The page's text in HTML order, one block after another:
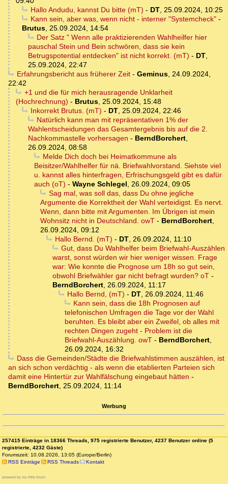
Hallo Andudu, kannst Du bitte (mT) - DT, 25.09.2024, 10:25
Kann sein, aber was, wenn nicht - interner "Systemcheck"-
Brutus, 25.09.2024, 14:54
Der Satz " Wenn alle praktizierenden Wahlheilfer hier
pauschal Stein und Bein schwören, dass sie kein
Betrugspotential entdecken" ist nicht korrekt. (mT) - DT,
25.09.2024, 22:47
Erfahrungsbericht aus früherer Zeit- Geminus, 24.09.2024,
22:42
+1 und die für mich herausragende Unklarheit
(Hochrechnung) - Brutus, 25.09.2024, 15:48
Inkorrekt Brutus. (mT) - DT, 25.09.2024, 22:46
Natürlich kann man mit repräsentativen 1% der
Wahlentscheidungen das Gesamtergebnis bis auf die 2.
Nachkommastelle vorhersagen - BerndBorchert,
26.09.2024, 08:58
Melde Dich doch bei Heimatkommune als
Beisitzer/Wahlhelfer für nä. Briefwahlvorstand. Siehste viel
u. kannst alles hinterfragen, Erfrischungsgeld gibt es dafür
auch (oT) - Wayne Schlegel, 26.09.2024, 09:05
Sag mal, was soll das, dass Du ohne jegliche
Argumente die Korrektheit der Wahl verteidigst. Es nervt.
Wenn, dann bitte mit Argumenten. Im Übrigen ist mein
Wohnsitz nicht in Deutschland. owT - BerndBorchert,
26.09.2024, 09:12
Hallo Bernd. (mT) - DT, 26.09.2024, 11:10
Gut, dass Du Wahlhelfer beim Briefwahl-Auszählen
warst, sonst würden wir hier weniger wissen. Frage
war: Wie konnte die Prognose um 18h so gut sein,
obwohl Briefwähler gar nicht befragt wurden? oT -
BerndBorchert, 26.09.2024, 11:17
Hallo Bernd, (mT) - DT, 26.09.2024, 11:46
Kann sein, dass die 18h Prognosen auf
telefonischen Umfragen die Tage vor der Wahl
beruhten. Es bleibt aber ein Zweifel, ob alles mit
rechten Dingen zugeht - Problem ist die
Briefwahl-Auszählung. owT - BerndBorchert,
26.09.2024, 16:32
Dass die Gemeinden/Städte die Briefwahlstimmen auszählen, ist
an sich schon verdächtig - als wenn die etablierten Parteien sich
damit eine Hintertür zur Wahlfälschung eingebaut hätten -
BerndBorchert, 25.09.2024, 11:14
Werbung
257415 Einträge in 18366 Threads, 975 registrierte Benutzer, 4237 Benutzer online (5
registrierte, 4232 Gäste)
Forumszeit: 10.08.2026, 13:05 (Europe/Berlin)
RSS Einträge
RSS Threads Kontakt
powered by my little forum